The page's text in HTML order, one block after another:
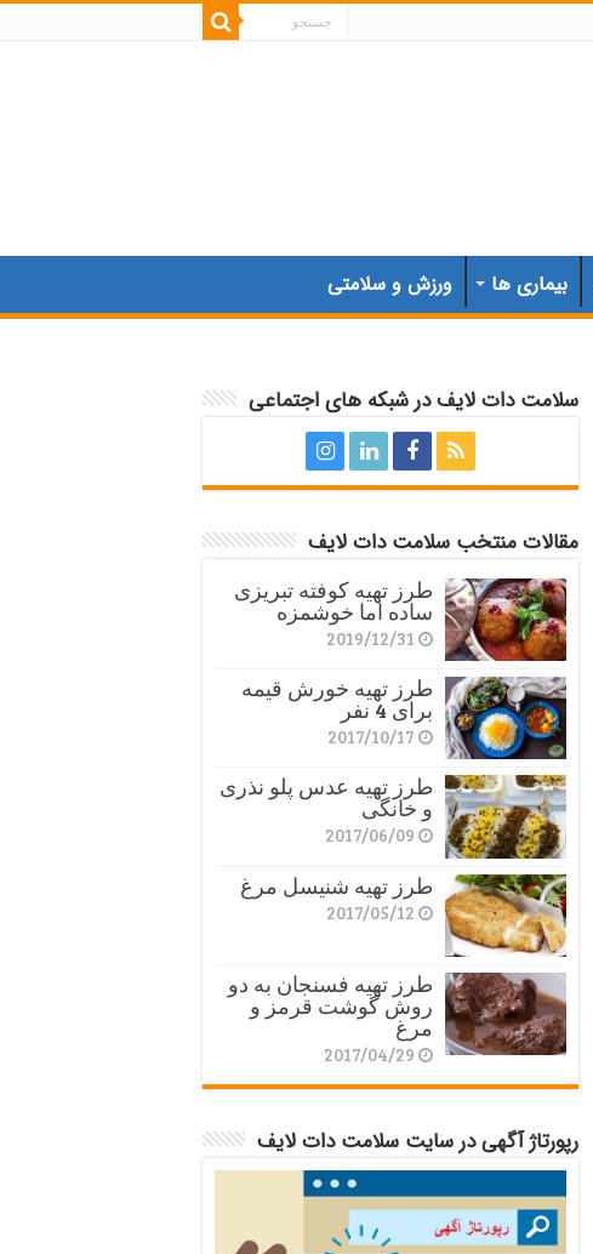
بیماری ها ورزش و سلامتی
سلامت دات لایف در شبکه های اجتماعی
مقالات منتخب سلامت دات لایف
طرز تهیه کوفته تبریزی
ساده اما خوشمزه
2019/12/31
طرز تهیه خورش قیمه
برای 4 نفر
2017/10/17
طرز تهیه عدس پلو نذری
و خانگی
2017/06/09
طرز تهیه شنیسل مرغ
2017/05/12
طرز تهیه فسنجان به دو
روش گوشت قرمز و
مرغ
2017/04/29
رپورتاژ آگهی در سایت سلامت دات لایف